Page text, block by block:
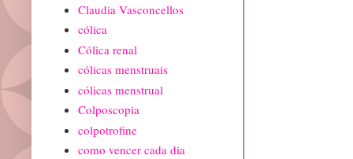
Claudia Vasconcellos
cólica
Cólica renal
cólicas menstruais
cólicas menstrual
Colposcopia
colpotrofine
como vencer cada dia